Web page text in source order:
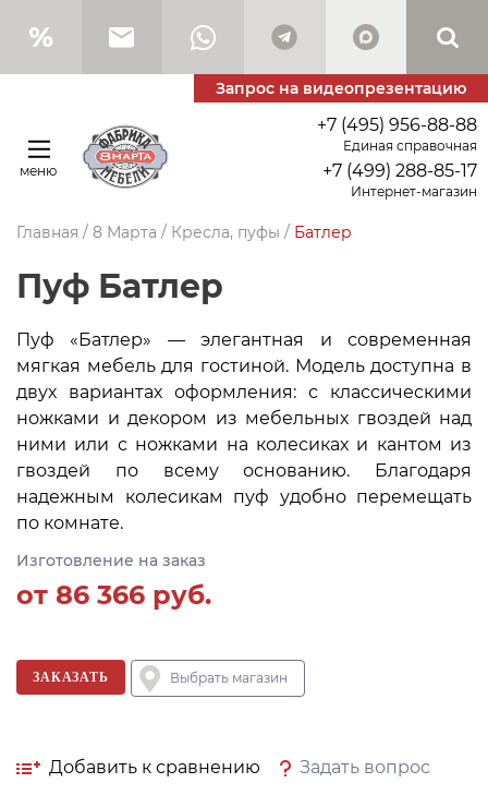
Запрос на видеопрезентацию
меню
+7 (495) 956-88-88
Единая справочная
+7 (499) 288-85-17
Интернет-магазин
Главная / 8 Марта / Кресла, пуфы / Батлер
Пуф Батлер
Пуф «Батлер» — элегантная и современная
мягкая мебель для гостиной. Модель доступна в
двух вариантах оформления: с классическими
ножками и декором из мебельных гвоздей над
ними или с ножками на колесиках и кантом из
гвоздей по всему основанию. Благодаря
надежным колесикам пуф удобно перемещать
по комнате.
Изготовление на заказ
от 86 366 руб.
ЗАКАЗАТЬ Выбрать магазин
Добавить к сравнению Задать вопрос